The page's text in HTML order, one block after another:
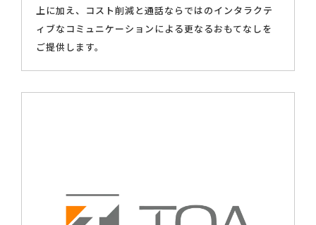
上に加え、コスト削減と通話ならではのインタラクテ
ィブなコミュニケーションによる更なるおもてなしを
ご提供します。